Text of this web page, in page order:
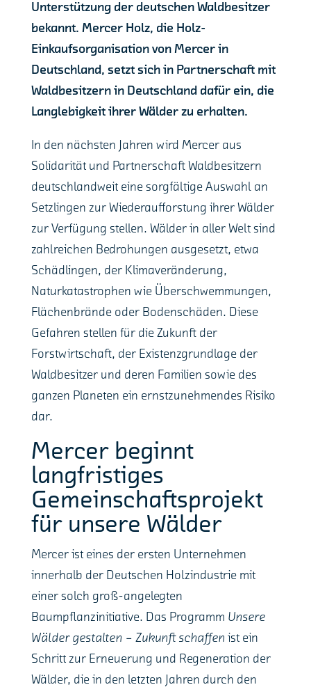
Unterstützung der deutschen Waldbesitzer
bekannt. Mercer Holz, die Holz-
Einkaufsorganisation von Mercer in
Deutschland, setzt sich in Partnerschaft mit
Waldbesitzern in Deutschland dafür ein, die
Langlebigkeit ihrer Wälder zu erhalten.
In den nächsten Jahren wird Mercer aus
Solidarität und Partnerschaft Waldbesitzern
deutschlandweit eine sorgfältige Auswahl an
Setzlingen zur Wiederaufforstung ihrer Wälder
zur Verfügung stellen. Wälder in aller Welt sind
zahlreichen Bedrohungen ausgesetzt, etwa
Schädlingen, der Klimaveränderung,
Naturkatastrophen wie Überschwemmungen,
Flächenbrände oder Bodenschäden. Diese
Gefahren stellen für die Zukunft der
Forstwirtschaft, der Existenzgrundlage der
Waldbesitzer und deren Familien sowie des
ganzen Planeten ein ernstzunehmendes Risiko
dar.
Mercer beginnt
langfristiges
Gemeinschaftsprojekt
für unsere Wälder
Mercer ist eines der ersten Unternehmen
innerhalb der Deutschen Holzindustrie mit
einer solch groß-angelegten
Baumpflanzinitiative. Das Programm Unsere
Wälder gestalten – Zukunft schaffen ist ein
Schritt zur Erneuerung und Regeneration der
Wälder, die in den letzten Jahren durch den